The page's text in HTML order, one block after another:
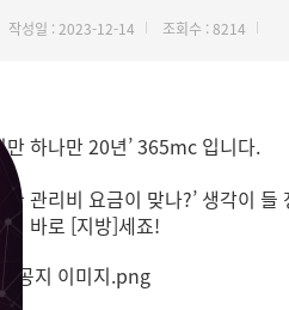
작성일 : 2023-12-14 조회수 : 8214
만 하나만 20년’ 365mc 입니다.
한 관리비 요금이 맞나?’ 생각이
게 바로 [지방]세죠!